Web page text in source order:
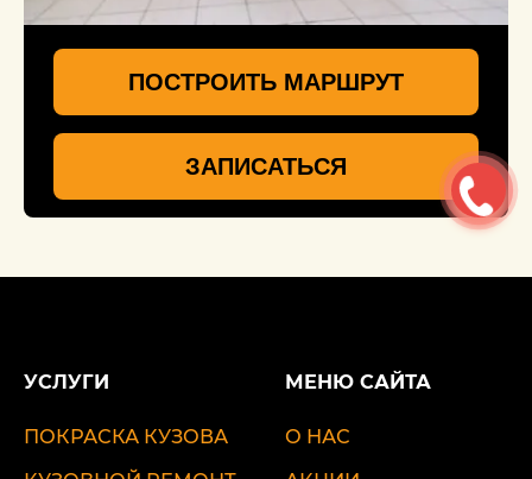
ПОСТРОИТЬ МАРШРУТ
ЗАПИСАТЬСЯ
УСЛУГИ
ПОКРАСКА КУЗОВА
МЕНЮ САЙТА
О НАС